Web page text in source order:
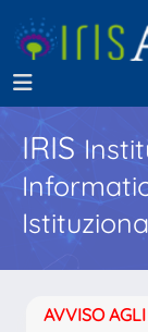
IRIS
AVVISO